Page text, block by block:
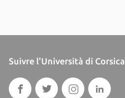
Suivre l'Università di Corsica